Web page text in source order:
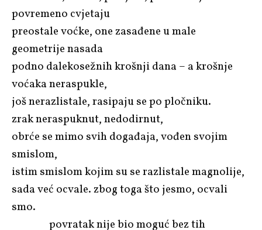
povremeno cvjetaju
preostale voćke, one zasađene u male
geometrije nasada
podno dalekosežnih krošnji dana – a krošnje
voćaka neraspukle,
još nerazlistale, rasipaju se po pločniku.
zrak neraspuknut, nedodirnut,
obrće se mimo svih događaja, vođen svojim
smislom,
istim smislom kojim su se razlistale magnolije,
sada već ocvale. zbog toga što jesmo, ocvali
smo.
povratak nije bio moguć bez tih